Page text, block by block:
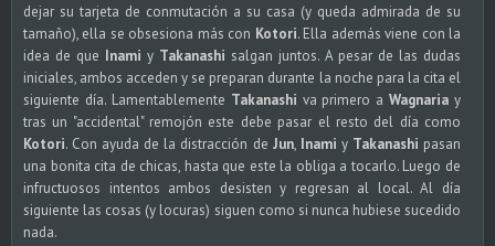
dejar su tarjeta de conmutación a su casa (y queda admirada de su
tamaño), ella se obsesiona más con Kotori. Ella además viene con la
idea de que Inami y Takanashi salgan juntos. A pesar de las dudas
iniciales, ambos acceden y se preparan durante la noche para la cita el
siguiente día. Lamentablemente Takanashi va primero aWagnaria y
tras un "accidental" remojón este debe pasar el resto del día como
Kotori. Con ayuda de la distracción de Jun, Inami y Takanashi pasan
una bonita cita de chicas, hasta que este la obliga a tocarlo. Luego de
infructuosos intentos ambos desisten y regresan al local. Al día
siguiente las cosas (y locuras) siguen como si nunca hubiese sucedido
nada.